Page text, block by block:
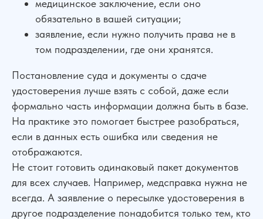
медицинское заключение, если оно
обязательно в вашей ситуации;
заявление, если нужно получить права не в
том подразделении, где они хранятся.
Постановление суда и документы о сдаче
удостоверения лучше взять с собой, даже если
формально часть информации должна быть в базе.
На практике это помогает быстрее разобраться,
если в данных есть ошибка или сведения не
отображаются.
Не стоит готовить одинаковый пакет документов
для всех случаев. Например, медсправка нужна не
всегда. А заявление о пересылке удостоверения в
другое подразделение понадобится только тем, кто